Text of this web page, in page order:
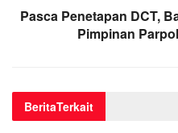
Pasca Penetapan DCT,
Pimpinan
BeritaTerkait